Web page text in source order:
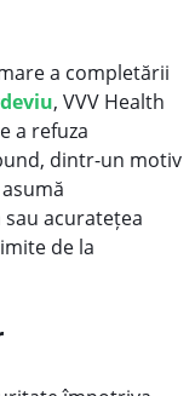
a completării
, VVV Health
a refuza
dintr-un motiv
acuratețea
de la